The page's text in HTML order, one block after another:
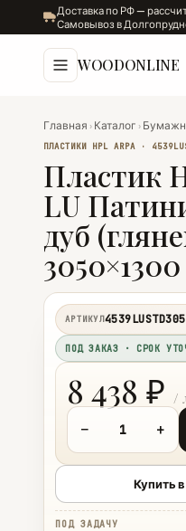
Доставка по РФ —
Самовывоз в
WOODONLINE
Главная › Каталог ›
ПЛАСТИКИ HPL ARPA ·
Пластик
LU
дуб
АРТИКУЛ
ПОД ЗАКАЗ · СРОК
8 438 ₽
− +
Купить
ПОД ЗАДАЧУ